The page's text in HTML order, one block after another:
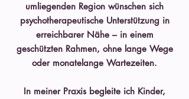
umliegenden Region wünschen sich
psychotherapeutische Unterstützung in
erreichbarer Nähe – in einem
geschützten Rahmen, ohne lange Wege
oder monatelange Wartezeiten.
In meiner Praxis begleite ich Kinder,